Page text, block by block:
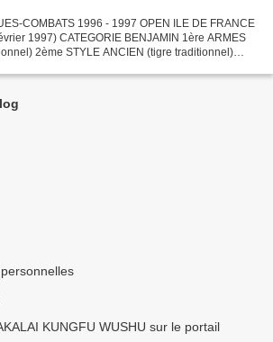
COMBATS 1996 - 1997 OPEN ILE DE FRANCE
1997) CATEGORIE BENJAMIN 1ère ARMES
2ème STYLE ANCIEN (tigre traditionnel)
KUNGFU WUSHU sur le portail